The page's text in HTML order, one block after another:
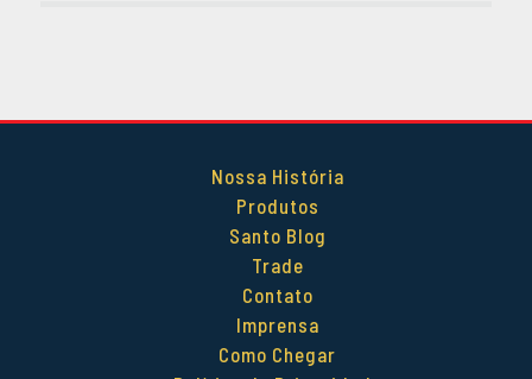
Nossa História
Produtos
Santo Blog
Trade
Contato
Imprensa
Como Chegar